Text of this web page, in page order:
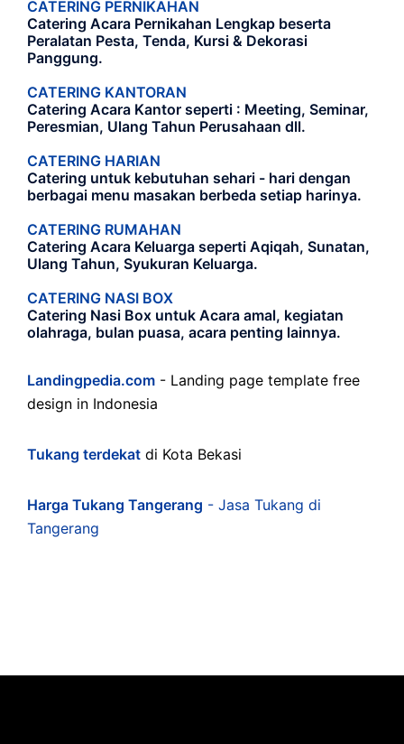
CATERING PERNIKAHAN
Catering Acara Pernikahan Lengkap beserta
Peralatan Pesta, Tenda, Kursi & Dekorasi
Panggung.
CATERING KANTORAN
Catering Acara Kantor seperti : Meeting, Seminar,
Peresmian, Ulang Tahun Perusahaan dll.
CATERING HARIAN
Catering untuk kebutuhan sehari - hari dengan
berbagai menu masakan berbeda setiap harinya.
CATERING RUMAHAN
Catering Acara Keluarga seperti Aqiqah, Sunatan,
Ulang Tahun, Syukuran Keluarga.
CATERING NASI BOX
Catering Nasi Box untuk Acara amal, kegiatan
olahraga, bulan puasa, acara penting lainnya.
Landingpedia.com - Landing page template free
design in Indonesia
Tukang terdekat di Kota Bekasi
Harga Tukang Tangerang - Jasa Tukang di
Tangerang